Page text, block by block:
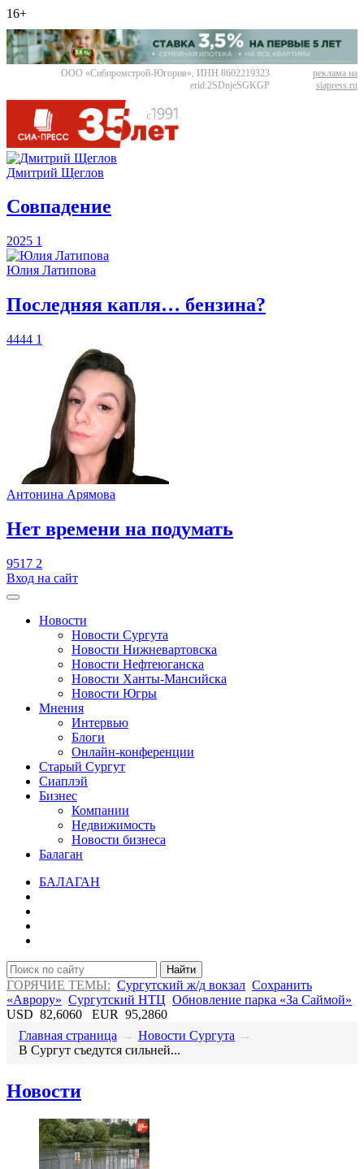
16+
ООО «Сибпромстрой-Югория», ИНН 8602219323
erid:2SDnjeSGKGP
реклама на
siapress.ru
Дмитрий Щеглов
​Совпадение
2025 1
Юлия Латипова
​Последняя капля… бензина?
4444 1
Антонина Арямова
​Нет времени на подумать
9517 2
Вход на сайт
Новости
Новости Сургута
Новости Нижневартовска
Новости Нефтеюганска
Новости Ханты-Мансийска
Новости Югры
Мнения
Интервью
Блоги
Онлайн-конференции
Старый Сургут
Сиаплэй
Бизнес
Компании
Недвижимость
Новости бизнеса
Балаган
БАЛАГАН
Найти
ГОРЯЧИЕ ТЕМЫ: Сургутский ж/д вокзал Сохранить
«Аврору» Сургутский НТЦ Обновление парка «За Саймой»
USD 82,6060 EUR 95,2860
Главная страница → Новости Сургута →
​В Сургут съедутся сильней...
Новости